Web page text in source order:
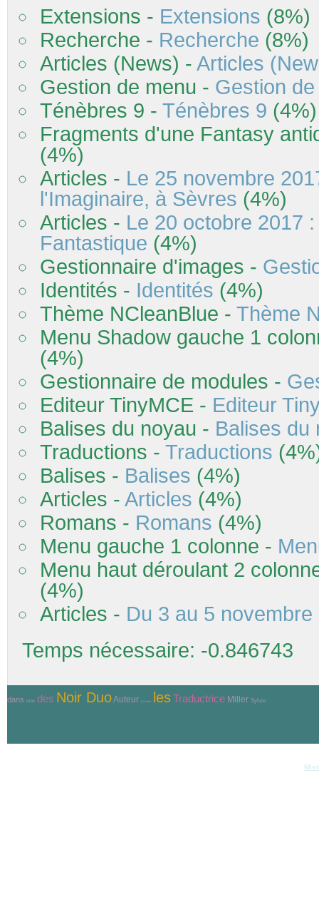
Extensions - Extensions (8%)
Recherche - Recherche (8%)
Articles (News) - Articles
Gestion de menu - Gestion
Ténèbres 9 - Ténèbres 9 (4%)
Fragments d'une Fantasy
(4%)
Articles - Le 25 novembre
l'Imaginaire, à Sèvres (4%)
Articles - Le 20 octobre 2017
Fantastique (4%)
Gestionnaire d'images -
Identités - Identités (4%)
Thème NCleanBlue - Thème
Menu Shadow gauche 1
(4%)
Gestionnaire de modules -
Editeur TinyMCE - Editeur
Balises du noyau - Balises du
Traductions - Traductions
Balises - Balises (4%)
Articles - Articles (4%)
Romans - Romans (4%)
Menu gauche 1 colonne -
Menu haut déroulant 2
(4%)
Articles - Du 3 au 5
Temps nécessaire: -0.846743
dans une des Noir DuoAuteur Ecrivain lesTraductrice Miller Sylvie